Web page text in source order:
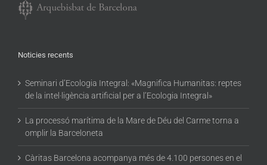
Noticies recents
Seminari d’Ecologia Integral: «Magnifica Humanitas: reptes
de la intel·ligència artificial per a l’Ecologia Integral»
La processó marítima de la Mare de Déu del Carme torna a
omplir la Barceloneta
Càritas Barcelona acompanya més de 4.100 persones en el